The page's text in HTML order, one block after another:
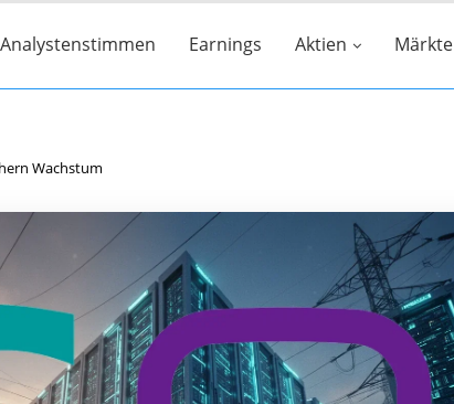
Analystenstimmen Earnings Aktien Märkte
Wachstum